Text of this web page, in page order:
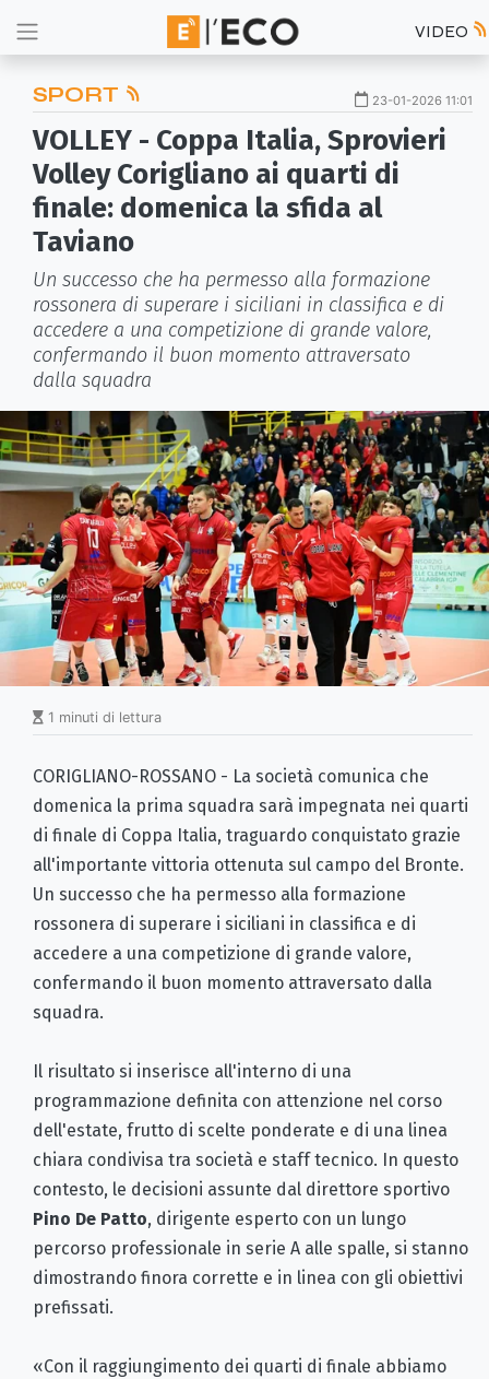
VIDEO
SPORT 23-01-2026 11:01
VOLLEY - Coppa Italia, Sprovieri
Volley Corigliano ai quarti di
finale: domenica la sfida al
Taviano
Un successo che ha permesso alla formazione
rossonera di superare i siciliani in classifica e di
accedere a una competizione di grande valore,
confermando il buon momento attraversato
dalla squadra
1 minuti di lettura
CORIGLIANO-ROSSANO - La società comunica che
domenica la prima squadra sarà impegnata nei quarti
di finale di Coppa Italia, traguardo conquistato grazie
all'importante vittoria ottenuta sul campo del Bronte.
Un successo che ha permesso alla formazione
rossonera di superare i siciliani in classifica e di
accedere a una competizione di grande valore,
confermando il buon momento attraversato dalla
squadra.
Il risultato si inserisce all'interno di una
programmazione definita con attenzione nel corso
dell'estate, frutto di scelte ponderate e di una linea
chiara condivisa tra società e staff tecnico. In questo
contesto, le decisioni assunte dal direttore sportivo
Pino De Patto, dirigente esperto con un lungo
percorso professionale in serie A alle spalle, si stanno
dimostrando finora corrette e in linea con gli obiettivi
prefissati.
«Con il raggiungimento dei quarti di finale abbiamo